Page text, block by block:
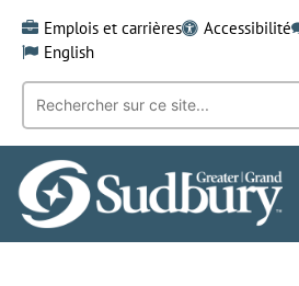
content
Emplois et carrières Accessibilité
English
Recherche
mot-
clé: